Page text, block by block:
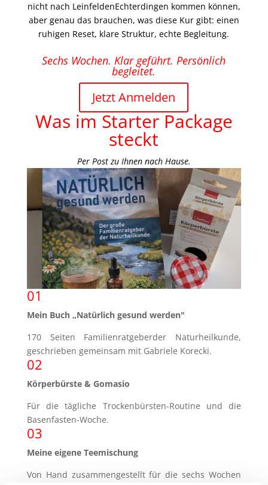
nicht nach LeinfeldenEchterdingen kommen können,
aber genau das brauchen, was diese Kur gibt: einen
ruhigen Reset, klare Struktur, echte Begleitung.
Sechs Wochen. Klar geführt. Persönlich
begleitet.
Jetzt Anmelden
Was im Starter Package
steckt
Per Post zu Ihnen nach Hause.
01
Mein Buch „Natürlich gesund werden"
170 Seiten Familienratgeberder Naturheilkunde,
geschrieben gemeinsam mit Gabriele Korecki.
02
Körperbürste & Gomasio
Für die tägliche Trockenbürsten-Routine und die
Basenfasten-Woche.
03
Meine eigene Teemischung
Von Hand zusammengestellt für die sechs Wochen